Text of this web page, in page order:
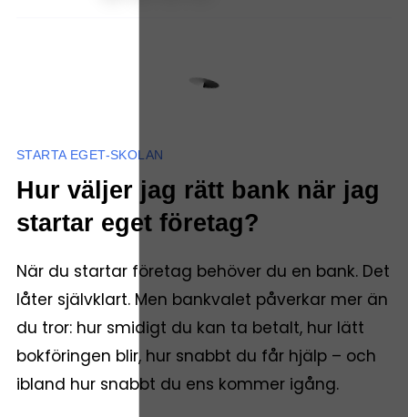
STARTA EGET-SKOLAN
Hur väljer jag rätt bank när jag
startar eget företag?
När du startar företag behöver du en bank. Det
låter självklart. Men bankvalet påverkar mer än
du tror: hur smidigt du kan ta betalt, hur lätt
bokföringen blir, hur snabbt du får hjälp – och
ibland hur snabbt du ens kommer igång.